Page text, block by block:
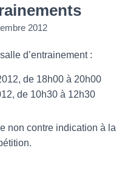
2012
d’entrainement :
de 18h00 à 20h00
de 10h30 à 12h30
non contre indication à la